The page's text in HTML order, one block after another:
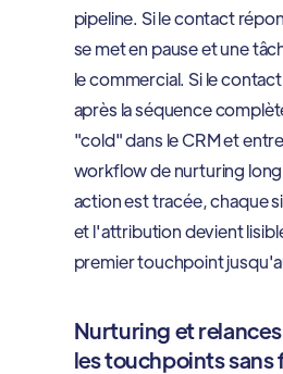
pipeline. Si le contact
se met en pause et une
le commercial. Si le
après la séquence
"cold" dans le CRM et
workflow de nurturing
action est tracée, chaque
et l'attribution devient
premier touchpoint
Nurturing et
les touchpoints sans